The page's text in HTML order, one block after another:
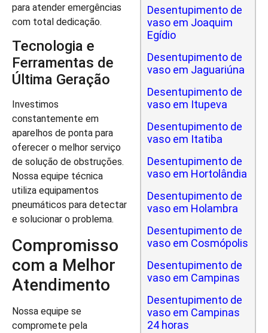
para atender emergências
com total dedicação.
Tecnologia e
Ferramentas de
Última Geração
Investimos
constantemente em
aparelhos de ponta para
oferecer o melhor serviço
de solução de obstruções.
Nossa equipe técnica
utiliza equipamentos
pneumáticos para detectar
e solucionar o problema.
Compromisso
com a Melhor
Atendimento
Nossa equipe se
compromete pela
Desentupimento de
vaso em Joaquim
Egídio
Desentupimento de
vaso em Jaguariúna
Desentupimento de
vaso em Itupeva
Desentupimento de
vaso em Itatiba
Desentupimento de
vaso em Hortolândia
Desentupimento de
vaso em Holambra
Desentupimento de
vaso em Cosmópolis
Desentupimento de
vaso em Campinas
Desentupimento de
vaso em Campinas
24 horas